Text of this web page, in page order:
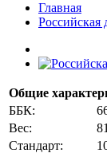
Главная
Российская
Общие
ББК:
Вес:
Стандарт: